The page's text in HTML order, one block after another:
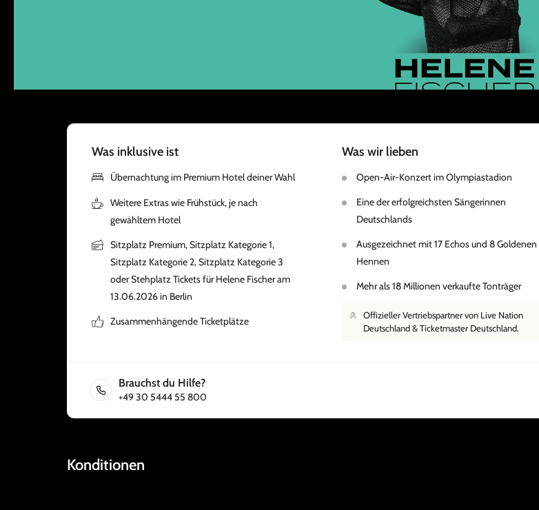
Was inklusive ist
Übernachtung im Premium Hotel deiner Wahl
Weitere Extras wie Frühstück, je nach
gewähltem Hotel
Sitzplatz Premium, Sitzplatz Kategorie 1,
Sitzplatz Kategorie 2, Sitzplatz Kategorie 3
oder Stehplatz Tickets für Helene Fischer am
13.06.2026 in Berlin
Zusammenhängende Ticketplätze
Was wir lieben
Open-Air-Konzert im Olympiastadion
Eine der erfolgreichsten Sängerinnen
Deutschlands
Ausgezeichnet mit 17 Echos und 8 Goldenen
Hennen
Mehr als 18 Millionen verkaufte Tonträger
Offizieller Vertriebspartner von Live Nation
Deutschland & Ticketmaster Deutschland.
Brauchst du Hilfe?
+49 30 5444 55 800
Konditionen